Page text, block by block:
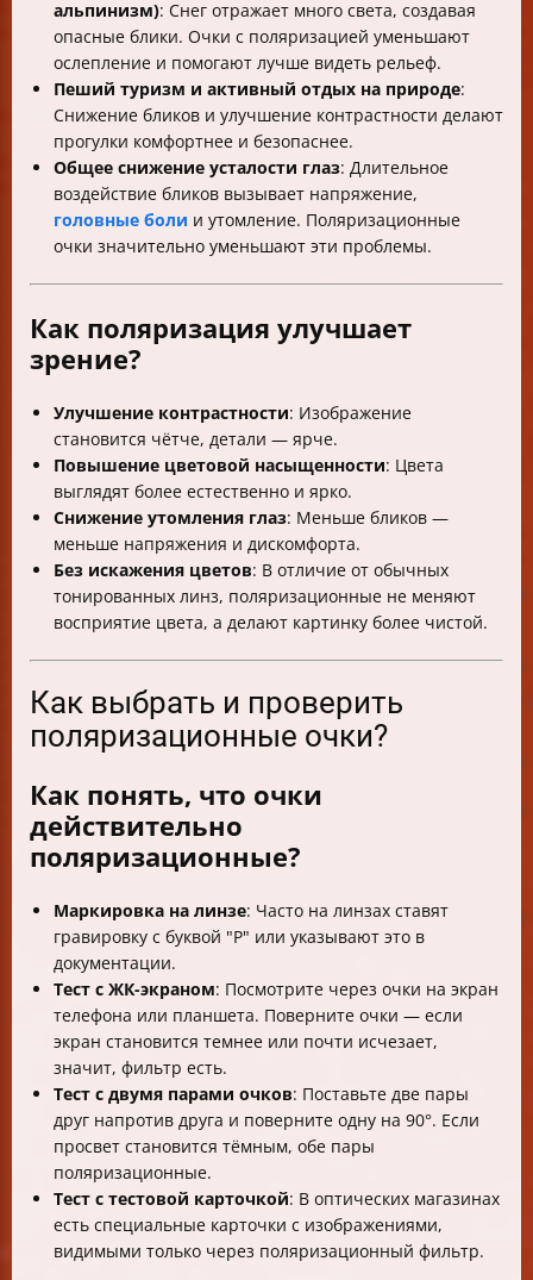
альпинизм): Снег отражает много света, создавая
опасные блики. Очки с поляризацией уменьшают
ослепление и помогают лучше видеть рельеф.
Пеший туризм и активный отдых на природе:
Снижение бликов и улучшение контрастности делают
прогулки комфортнее и безопаснее.
Общее снижение усталости глаз: Длительное
воздействие бликов вызывает напряжение,
головные боли и утомление. Поляризационные
очки значительно уменьшают эти проблемы.
Как поляризация улучшает
зрение?
Улучшение контрастности: Изображение
становится чётче, детали — ярче.
Повышение цветовой насыщенности: Цвета
выглядят более естественно и ярко.
Снижение утомления глаз: Меньше бликов —
меньше напряжения и дискомфорта.
Без искажения цветов: В отличие от обычных
тонированных линз, поляризационные не меняют
восприятие цвета, а делают картинку более чистой.
Как выбрать и проверить
поляризационные очки?
Как понять, что очки
действительно
поляризационные?
Маркировка на линзе: Часто на линзах ставят
гравировку с буквой "P" или указывают это в
документации.
Тест с ЖК-экраном: Посмотрите через очки на экран
телефона или планшета. Поверните очки — если
экран становится темнее или почти исчезает,
значит, фильтр есть.
Тест с двумя парами очков: Поставьте две пары
друг напротив друга и поверните одну на 90°. Если
просвет становится тёмным, обе пары
поляризационные.
Тест с тестовой карточкой: В оптических магазинах
есть специальные карточки с изображениями,
видимыми только через поляризационный фильтр.